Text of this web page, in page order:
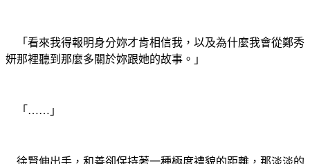
「看來我得報明身分妳才肯相信我，以及為什麼我會從鄭秀
妍那裡聽到那麼多關於妳跟她的故事。」
「……」
徐賢伸出手，和善卻保持著一種極度禮貌的距離，那淡淡的